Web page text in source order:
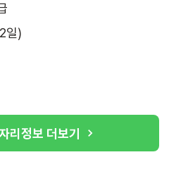
일)
리정보 더보기